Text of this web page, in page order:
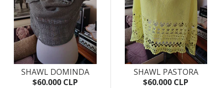
SHAWL DOMINDA
$60.000 CLP
SHAWL PASTORA
$60.000 CLP